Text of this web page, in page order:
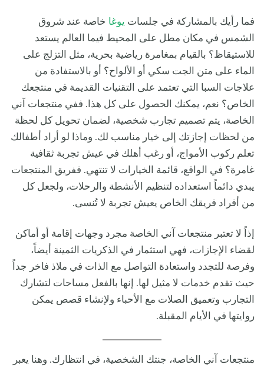
فما رأيك بالمشاركة في جلسات يوغا خاصة عند شروق
الشمس في مكان مطل على المحيط فيما العالم يستعد
للاستيقاظ؟ بالقيام بمغامرة رياضية بحرية، مثل التزلج على
الماء على متن الجت سكي أو الألواح؟ أو بالاستفادة من
علاجات السبا التي تعتمد على التقنيات القديمة في منتجعك
الخاص؟ نعم، يمكنك الحصول على كل هذا. ففي منتجعات آني
الخاصة، يتم تصميم تجارب شخصية، لضمان تحويل كل لحظة
من لحظات إجازتك إلى خيار مناسب لك. وماذا لو أراد أطفالك
تعلم ركوب الأمواج، أو رغب أهلك في عيش تجربة ثقافية
غامرة؟ في الواقع، قائمة الخيارات لا تنتهي. ففريق المنتجعات
يبدي دائماً استعداده لتنظيم الأنشطة والرحلات، ولجعل كل
من أفراد فريقك الخاص يعيش تجربة لا تُنسى.
إذاً لا تعتبر منتجعات آني الخاصة مجرد وجهات إقامة أو أماكن
لقضاء الإجازات، فهي استثمار في الذكريات الثمينة أيضاً،
وفرصة للتجدد واستعادة التواصل مع الذات في ملاذ فاخر جداً
حيث تقدم خدمات لا مثيل لها. إنها بالفعل مساحات لتشارك
التجارب وتعميق الصلات مع الأحباء ولإنشاء قصص يمكن
روايتها في الأيام المقبلة.
منتجعات آني الخاصة، جنتك الشخصية، في انتظارك. وهنا يعبر